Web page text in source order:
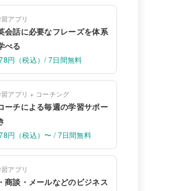
アプリ
会話に必要なフレーズを体系
べる
円（税込）/ 7日間無料
アプリ + コーチング
ーチによる毎週の学習サポー
円（税込）〜 / 7日間無料
アプリ
商談・メールなどのビジネス